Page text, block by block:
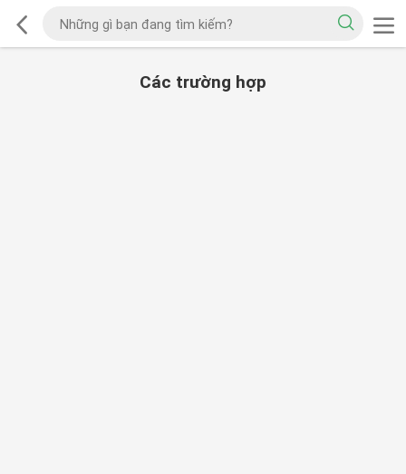
Các trường hợp